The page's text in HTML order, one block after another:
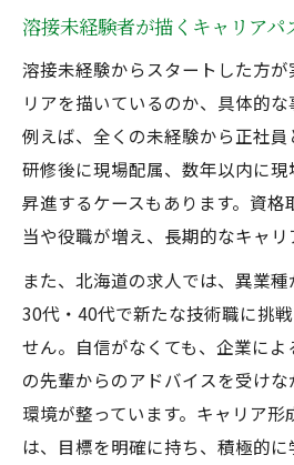
溶接未経験者が描くキャリアパ
溶接未経験からスタートした方
リアを描いているのか、具体的な
例えば、全くの未経験から正社
研修後に現場配属、数年以内に
昇進するケースもあります。資格
当や役職が増え、長期的なキャリ
また、北海道の求人では、異業種
30代・40代で新たな技術職に挑
せん。自信がなくても、企業に
の先輩からのアドバイスを受け
環境が整っています。キャリア形
は、目標を明確に持ち、積極的に